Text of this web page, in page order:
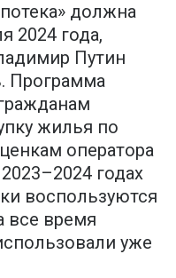
должна
2024 года,
Путин
Программа
жилья по
оператора
годах
воспользуются
все время
уже